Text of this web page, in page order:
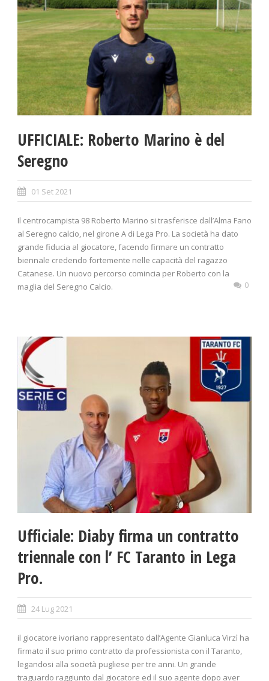
UFFICIALE: Roberto Marino è del
Seregno
01 Set 2021
Il centrocampista 98 Roberto Marino si trasferisce dall’Alma Fano
al Seregno calcio, nel girone A di Lega Pro. La società ha dato
grande fiducia al giocatore, facendo firmare un contratto
biennale credendo fortemente nelle capacità del ragazzo
Catanese. Un nuovo percorso comincia per Roberto con la
maglia del Seregno Calcio.
0
Ufficiale: Diaby firma un contratto
triennale con l’ FC Taranto in Lega
Pro.
24 Lug 2021
il giocatore ivoriano rappresentato dall’Agente Gianluca Virzì ha
firmato il suo primo contratto da professionista con il Taranto,
legandosi alla società pugliese per tre anni. Un grande
traguardo raggiunto dal giocatore ed il suo agente dopo aver